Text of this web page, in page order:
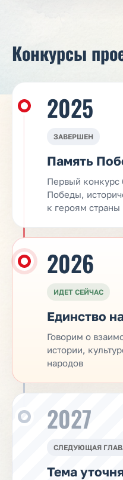
Конкурсы
2025
ЗАВЕРШЕН
Память
Первый
Победы,
к героям страны
2026
ИДЕТ СЕЙЧАС
Единство
Говорим о
истории,
народов
2027
СЛЕДУЮЩАЯ
Тема